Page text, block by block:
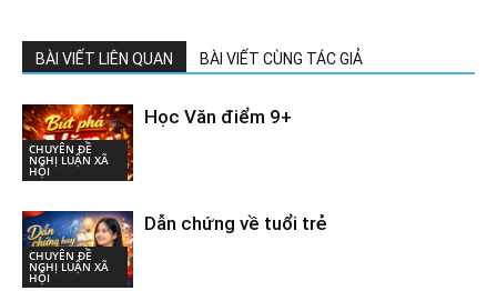
BÀI VIẾT LIÊN QUAN BÀI VIẾT CÙNG TÁC GIẢ
CHUYÊN ĐỀ
NGHỊ LUẬN XÃ
HỘI
Học Văn điểm 9+
CHUYÊN ĐỀ
NGHỊ LUẬN XÃ
HỘI
Dẫn chứng về tuổi trẻ